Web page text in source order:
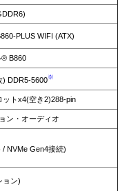
PLUS WIFI (ATX)
® B860
) DDR5-5600※
ットx4(空き2)288-pin
ン・オーディオ
/ NVMe Gen4接続)
ョン)